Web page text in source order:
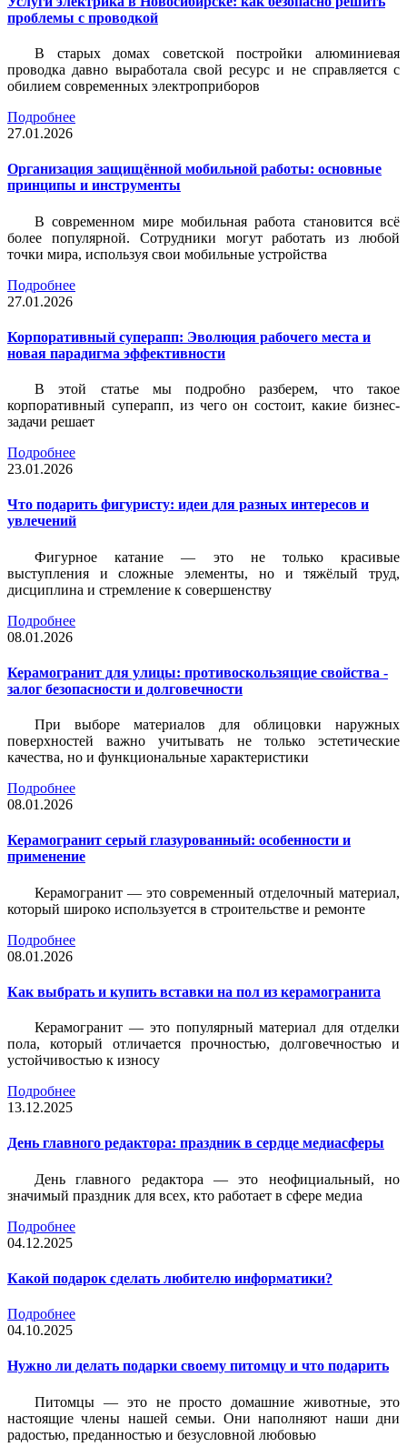
проблемы с проводкой
В старых домах советской постройки алюминиевая
проводка давно выработала свой ресурс и не справляется с
обилием современных электроприборов
Подробнее
27.01.2026
Организация защищённой мобильной работы: основные
принципы и инструменты
В современном мире мобильная работа становится всё
более популярной. Сотрудники могут работать из любой
точки мира, используя свои мобильные устройства
Подробнее
27.01.2026
Корпоративный суперапп: Эволюция рабочего места и
новая парадигма эффективности
В этой статье мы подробно разберем, что такое
корпоративный суперапп, из чего он состоит, какие бизнес-
задачи решает
Подробнее
23.01.2026
Что подарить фигуристу: идеи для разных интересов и
увлечений
Фигурное катание — это не только красивые
выступления и сложные элементы, но и тяжёлый труд,
дисциплина и стремление к совершенству
Подробнее
08.01.2026
Керамогранит для улицы: противоскользящие свойства -
залог безопасности и долговечности
При выборе материалов для облицовки наружных
поверхностей важно учитывать не только эстетические
качества, но и функциональные характеристики
Подробнее
08.01.2026
Керамогранит серый глазурованный: особенности и
применение
Керамогранит — это современный отделочный материал,
который широко используется в строительстве и ремонте
Подробнее
08.01.2026
Как выбрать и купить вставки на пол из керамогранита
Керамогранит — это популярный материал для отделки
пола, который отличается прочностью, долговечностью и
устойчивостью к износу
Подробнее
13.12.2025
День главного редактора: праздник в сердце медиасферы
День главного редактора — это неофициальный, но
значимый праздник для всех, кто работает в сфере медиа
Подробнее
04.12.2025
Какой подарок сделать любителю информатики?
Подробнее
04.10.2025
Нужно ли делать подарки своему питомцу и что подарить
Питомцы — это не просто домашние животные, это
настоящие члены нашей семьи. Они наполняют наши дни
радостью, преданностью и безусловной любовью